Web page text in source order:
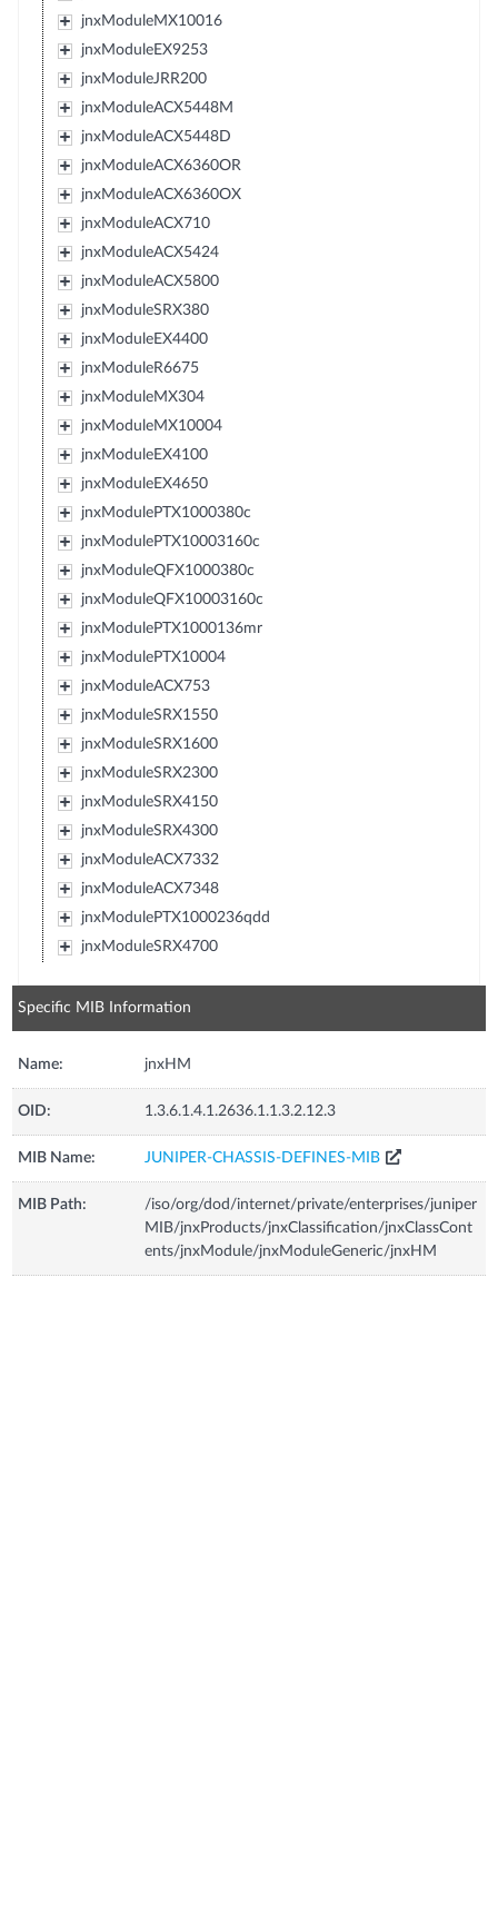
jnxModuleMX10016
jnxModuleEX9253
jnxModuleJRR200
jnxModuleACX5448M
jnxModuleACX5448D
jnxModuleACX6360OR
jnxModuleACX6360OX
jnxModuleACX710
jnxModuleACX5424
jnxModuleACX5800
jnxModuleSRX380
jnxModuleEX4400
jnxModuleR6675
jnxModuleMX304
jnxModuleMX10004
jnxModuleEX4100
jnxModuleEX4650
jnxModulePTX1000380c
jnxModulePTX10003160c
jnxModuleQFX1000380c
jnxModuleQFX10003160c
jnxModulePTX1000136mr
jnxModulePTX10004
jnxModuleACX753
jnxModuleSRX1550
jnxModuleSRX1600
jnxModuleSRX2300
jnxModuleSRX4150
jnxModuleSRX4300
jnxModuleACX7332
jnxModuleACX7348
jnxModulePTX1000236qdd
jnxModuleSRX4700
Specific MIB Information
Name: jnxHM
OID: 1.3.6.1.4.1.2636.1.1.3.2.12.3
MIB Name: JUNIPER-CHASSIS-DEFINES-MIB
MIB Path:
/iso/org/dod/internet/private/enterprises/juniper
MIB/jnxProducts/jnxClassification/jnxClassCont
ents/jnxModule/jnxModuleGeneric/jnxHM